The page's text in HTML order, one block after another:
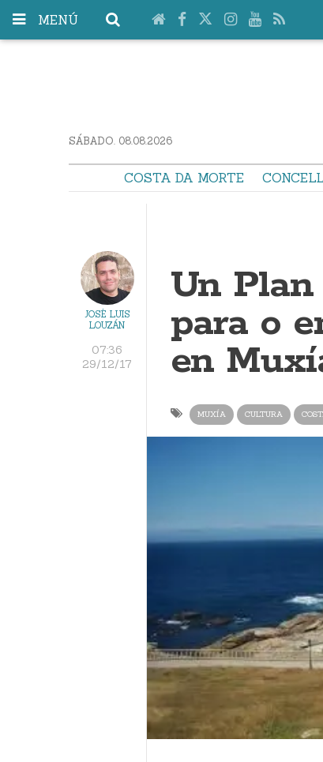
MENÚ
SÁBADO. 08.08.2026
COSTA DA MORTE
JOSÉ LUIS
LOUZÁN
07:36
29/12/17
Un
para o
en
MUXÍA CULTURA